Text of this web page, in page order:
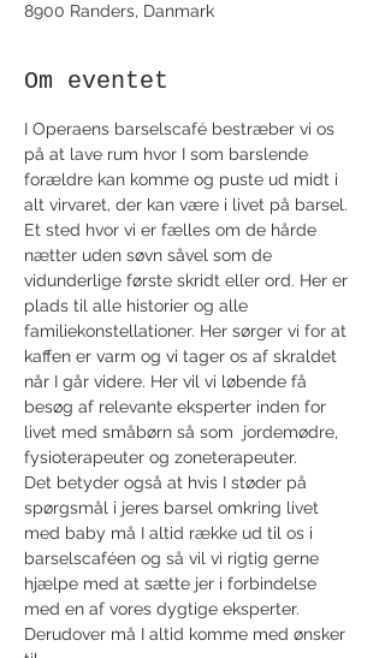
8900 Randers, Danmark
Om eventet
I Operaens barselscafé bestræber vi os
på at lave rum hvor I som barslende
forældre kan komme og puste ud midt i
alt virvaret, der kan være i livet på barsel.
Et sted hvor vi er fælles om de hårde
nætter uden søvn såvel som de
vidunderlige første skridt eller ord. Her er
plads til alle historier og alle
familiekonstellationer. Her sørger vi for at
kaffen er varm og vi tager os af skraldet
når I går videre. Her vil vi løbende få
besøg af relevante eksperter inden for
livet med småbørn så som  jordemødre,
fysioterapeuter og zoneterapeuter.
Det betyder også at hvis I støder på
spørgsmål i jeres barsel omkring livet
med baby må I altid række ud til os i
barselscaféen og så vil vi rigtig gerne
hjælpe med at sætte jer i forbindelse
med en af vores dygtige eksperter.
Derudover må I altid komme med ønsker